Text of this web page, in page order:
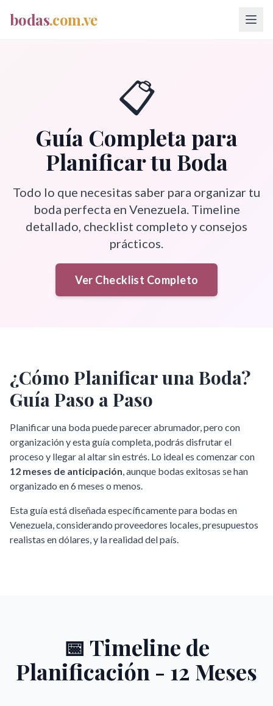
bodas.com.ve
📋
Guía Completa para
Planificar tu Boda
Todo lo que necesitas saber para organizar tu
boda perfecta en Venezuela. Timeline
detallado, checklist completo y consejos
prácticos.
Ver Checklist Completo
¿Cómo Planificar una Boda?
Guía Paso a Paso
Planificar una boda puede parecer abrumador, pero con
organización y esta guía completa, podrás disfrutar el
proceso y llegar al altar sin estrés. Lo ideal es comenzar con
12 meses de anticipación, aunque bodas exitosas se han
organizado en 6 meses o menos.
Esta guía está diseñada específicamente para bodas en
Venezuela, considerando proveedores locales, presupuestos
realistas en dólares, y la realidad del país.
📅 Timeline de
Planificación - 12 Meses